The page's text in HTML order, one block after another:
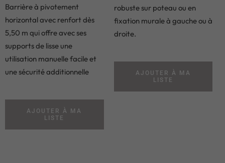
Barrière à pivotement
horizontal avec renfort dès
5,50 m qui offre avec ses
supports de lisse une
utilisation manuelle facile et
une sécurité additionnelle
AJOUTER À MA
LISTE
robuste sur poteau ou en
fixation murale à gauche ou à
droite.
AJOUTER À MA
LISTE